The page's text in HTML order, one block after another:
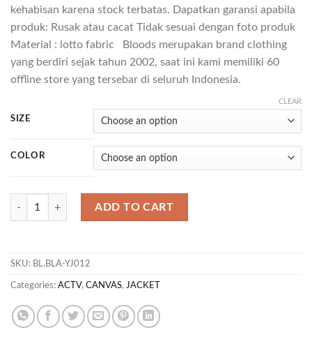
kehabisan karena stock terbatas. Dapatkan garansi apabila
produk: Rusak atau cacat Tidak sesuai dengan foto produk
Material : lotto fabric Bloods merupakan brand clothing
yang berdiri sejak tahun 2002, saat ini kami memiliki 60
offline store yang tersebar di seluruh Indonesia.
SIZE
COLOR
CLEAR
JK PHANTALOON ACTV quantity
ADD TO CART
SKU: BL.BLA-YJ012
Categories: ACTV, CANVAS, JACKET